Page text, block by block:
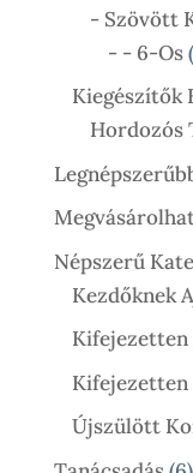
- Szövött
- - 6-Os
Kiegészítők
Hordozós
Népszerű
Kezdőknek
Kifejezetten
Kifejezetten
Újszülött